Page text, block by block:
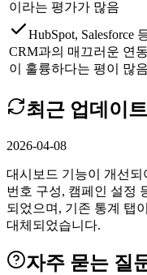
이라는 평가가 많음
HubSpot, Salesforce
CRM과의 매끄러운 연동
이 훌륭하다는 평이 많음
최근 업데이트
2026-04-08
대시보드 기능이 개선
번호 구성, 캠페인 설정
되었으며, 기존 통계 탭
대체되었습니다.
자주 묻는 질